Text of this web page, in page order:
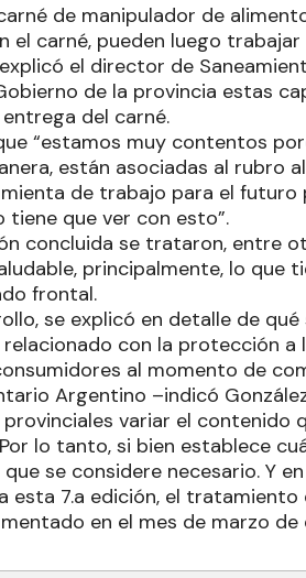
de manipulador de
el carné, pueden luego
el director de
de la provincia estas
del carné.
“estamos muy contentos
están asociadas al rubro
de trabajo para el
tiene que ver con esto”.
concluida se trataron, entre
principalmente, lo que
frontal.
se explicó en detalle de
con la protección a
al momento de
Argentino –indicó
variar el contenido
lo tanto, si bien establece
se considere necesario. Y
esta 7.a edición, el
en el mes de marzo de